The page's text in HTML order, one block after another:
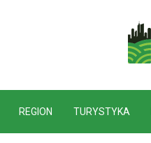
REGION TURYSTYKA